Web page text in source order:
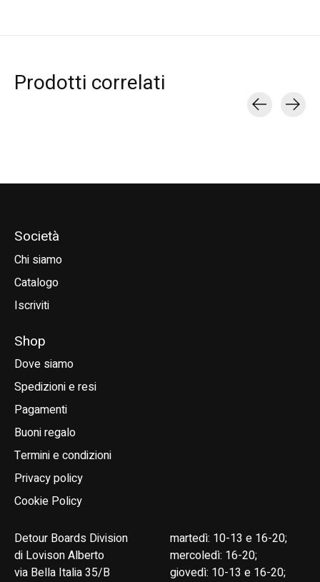
Prodotti correlati
Società
Chi siamo
Catalogo
Iscriviti
Shop
Dove siamo
Spedizioni e resi
Pagamenti
Buoni regalo
Termini e condizioni
Privacy policy
Cookie Policy
Detour Boards Division
di Lovison Alberto
via Bella Italia 35/B
martedì: 10-13 e 16-20;
mercoledì: 16-20;
giovedì: 10-13 e 16-20;